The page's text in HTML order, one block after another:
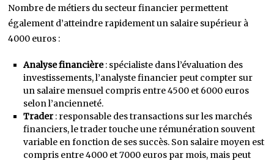
Nombre de métiers du secteur financier permettent
également d’atteindre rapidement un salaire supérieur à
4000 euros :
Analyse financière: spécialiste dans l’évaluation des
investissements, l’analyste financier peut compter sur
un salaire mensuel compris entre 4500 et 6000 euros
selon l’ancienneté.
Trader: responsable des transactions sur les marchés
financiers, le trader touche une rémunération souvent
variable en fonction de ses succès. Son salaire moyen est
compris entre 4000 et 7000 euros par mois, mais peut